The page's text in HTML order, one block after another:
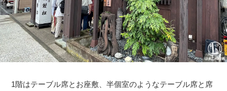
1階はテーブル席とお座敷、半個室のようなテーブル席と席